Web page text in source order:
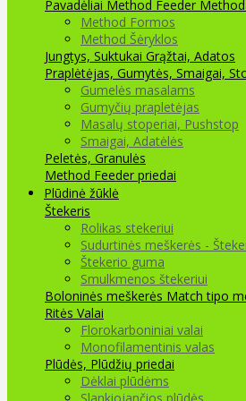
Pavadėliai Method Feeder
Method Formos
Method Šėryklos
Jungtys, Suktukai Grąžtai, Adatos
Praplėtėjas, Gumytės, Smaigai,
Gumelės masalams
Gumyčių prapletėjas
Masalų stoperiai, Pushstop
Smaigai, Adatėlės
Peletės, Granulės
Method Feeder priedai
Plūdinė žūklė
Štekeris
Rolikas stekeriui
Sudurtinės meškerės -
Štekerio guma
Smulkmenos štekeriui
Boloninės meškerės Match tipo
Ritės Valai
Florokarboniniai valai
Monofilamentinis valas
Plūdės, Plūdžių priedai
Dėklai plūdėms
Slankiojančios plūdės